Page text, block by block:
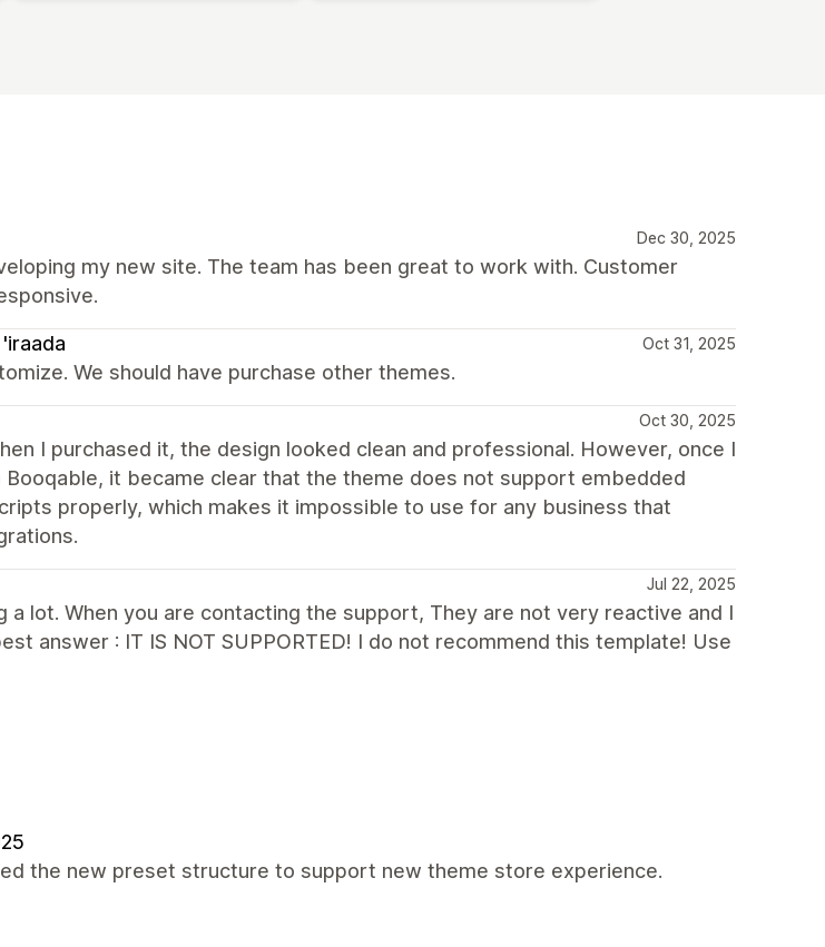
Dec 30, 2025
my new site. The team has been great to work with. Customer
Oct 31, 2025
We should have purchase other themes.
Oct 30, 2025
I purchased it, the design looked clean and professional. However, once I
it became clear that the theme does not support embedded
properly, which makes it impossible to use for any business that
Jul 22, 2025
a lot. When you are contacting the support, They are not very reactive and I
answer : IT IS NOT SUPPORTED! I do not recommend this template! Use
the new preset structure to support new theme store experience.